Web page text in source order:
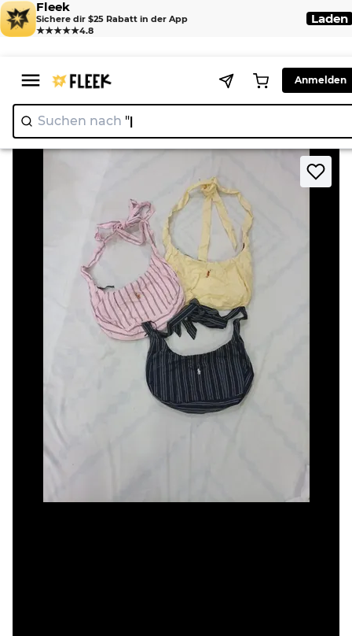
Fleek
Sichere dir $25 Rabatt in der App
★★★★★4.8
Laden
Anmelden
Suchen nach "Ni
Home > Bag > CR9043 UPCYCLED POLO BAGS